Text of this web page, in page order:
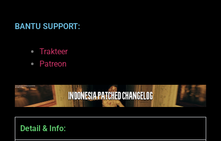
BANTU SUPPORT:
Trakteer
Patreon
Detail & Info: